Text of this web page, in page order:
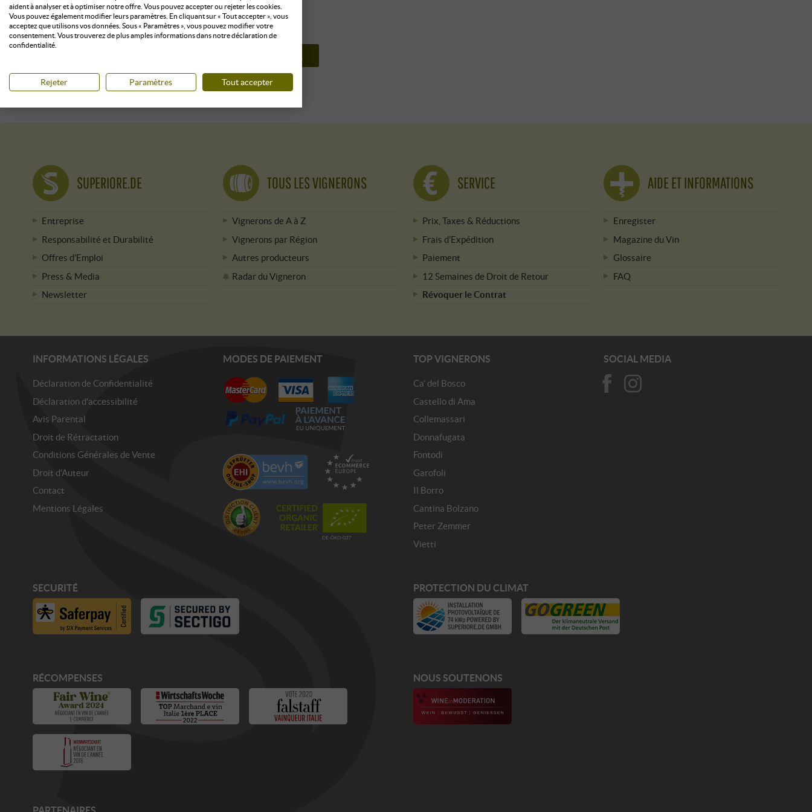
VERS LES VINS
SUPERIORE.DE
Entreprise
Responsabilité et Durabilité
Offres d’Emploi
Press & Media
Newsletter
TOUS LES VIGNERONS
Vignerons de A à Z
Vignerons par Région
Autres producteurs
Radar du Vigneron
SERVICE
Prix, Taxes & Réductions
Frais d'Expédition
Paiement
12 Semaines de Droit de Retour
Révoquer le Contrat
AIDE ET INFORMATIONS
Enregister
Magazine du Vin
Glossaire
FAQ
INFORMATIONS LÉGALES
Déclaration de Confidentialité
Déclaration d'accessibilité
Avis Parental
Droit de Rétractation
Conditions Générales de Vente
Droit d’Auteur
Contact
Mentions Légales
MODES DE PAIEMENT TOP VIGNERONS
Ca' del Bosco
Castello di Ama
Collemassari
Donnafugata
Fontodi
Garofoli
Il Borro
Cantina Bolzano
Peter Zemmer
Vietti
SOCIAL MEDIA
SECURITÉ PROTECTION DU CLIMAT
RÉCOMPENSES NOUS SOUTENONS
aident à analyser et à optimiser notre offre. Vous pouvez accepter ou rejeter les cookies.
Vous pouvez également modifier leurs paramètres. En cliquant sur « Tout accepter », vous
acceptez que utilisons vos données. Sous « Paramètres », vous pouvez modifier votre
consentement. Vous trouverez de plus amples informations dans notre déclaration de
confidentialité.
Rejeter Paramètres Tout accepter